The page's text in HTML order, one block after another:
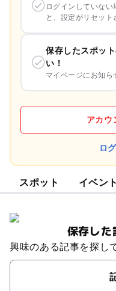
ログインしていな
と、設定がリセッ
保存したスポッ
い！
マイページにお知ら
アカウ
ロ
スポット イベント
保存した
興味のある記事を探し